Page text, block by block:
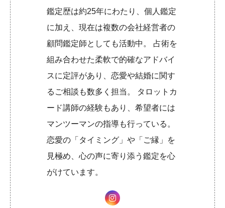
鑑定歴は約25年にわたり、個人鑑定
に加え、現在は複数の会社経営者の
顧問鑑定師としても活動中。 占術を
組み合わせた柔軟で的確なアドバイ
スに定評があり、恋愛や結婚に関す
るご相談も数多く担当。 タロットカ
ード講師の経験もあり、希望者には
マンツーマンの指導も行っている。
恋愛の「タイミング」や「ご縁」を
見極め、心の声に寄り添う鑑定を心
がけています。